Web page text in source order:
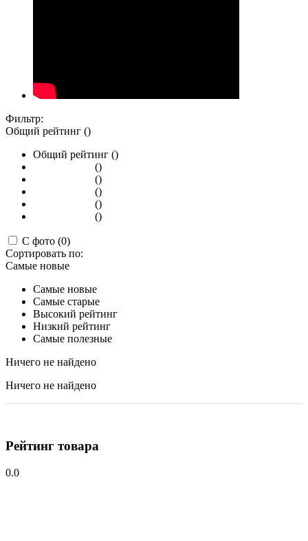
Фильтр:
Общий рейтинг ()
Общий рейтинг ()
()
()
()
()
()
С фото (0)
Сортировать по:
Самые новые
Самые новые
Самые старые
Высокий рейтинг
Низкий рейтинг
Самые полезные
Ничего не найдено
Ничего не найдено
Рейтинг товара
0.0